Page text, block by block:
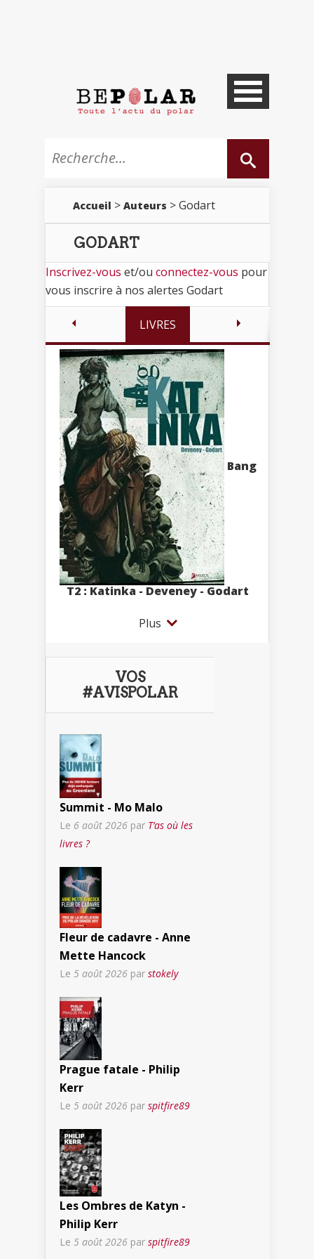
Accueil > Auteurs > Godart
GODART
Inscrivez-vous et/ou connectez-vous pour
vous inscrire à nos alertes Godart
LIVRES
Bang
T2 : Katinka - Deveney - Godart
Plus
VOS
#AVISPOLAR
Summit - Mo Malo
Le 6 août 2026 par T’as où les
livres ?
Fleur de cadavre - Anne
Mette Hancock
Le 5 août 2026 par stokely
Prague fatale - Philip
Kerr
Le 5 août 2026 par spitfire89
Les Ombres de Katyn -
Philip Kerr
Le 5 août 2026 par spitfire89